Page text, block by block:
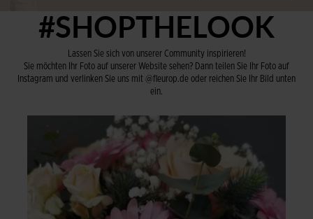
#SHOPTHELOOK
Lassen Sie sich von unserer Community inspirieren!
Sie möchten Ihr Foto auf unserer Website sehen? Dann teilen Sie Ihr Foto auf
Instagram und verlinken Sie uns mit @fleurop.de oder reichen Sie Ihr Bild unten
ein.